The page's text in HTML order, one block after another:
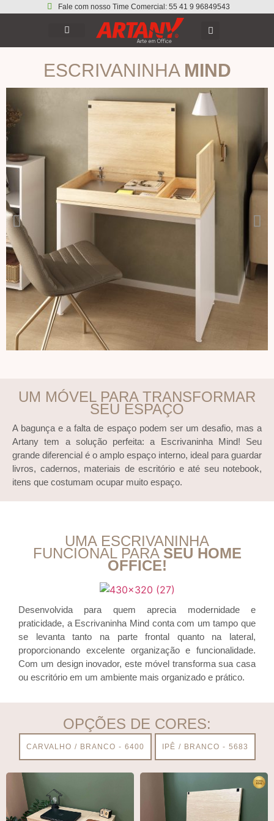
Fale com nosso Time Comercial: 55 41 9 96849543
ESCRIVANINHA MIND
UM MÓVEL PARA TRANSFORMAR
SEU ESPAÇO
A bagunça e a falta de espaço podem ser um desafio, mas a
Artany tem a solução perfeita: a Escrivaninha Mind! Seu
grande diferencial é o amplo espaço interno, ideal para guardar
livros, cadernos, materiais de escritório e até seu notebook,
itens que costumam ocupar muito espaço.
UMA ESCRIVANINHA
FUNCIONAL PARA SEU HOME
OFFICE!
Desenvolvida para quem aprecia modernidade e
praticidade, a Escrivaninha Mind conta com um tampo que
se levanta tanto na parte frontal quanto na lateral,
proporcionando excelente organização e funcionalidade.
Com um design inovador, este móvel transforma sua casa
ou escritório em um ambiente mais organizado e prático.
OPÇÕES DE CORES:
CARVALHO / BRANCO - 6400 IPÊ / BRANCO - 5683